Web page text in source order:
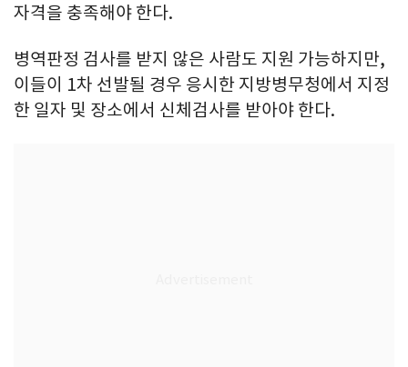
자격을 충족해야 한다.
병역판정 검사를 받지 않은 사람도 지원 가능하지만,
이들이 1차 선발될 경우 응시한 지방병무청에서 지정
한 일자 및 장소에서 신체검사를 받아야 한다.